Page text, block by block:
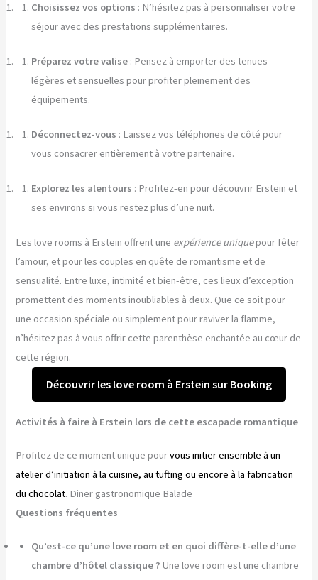
Choisissez vos options : N’hésitez pas à personnaliser votre
séjour avec des prestations supplémentaires.
Préparez votre valise : Pensez à emporter des tenues
légères et sensuelles pour profiter pleinement des
équipements.
Déconnectez-vous : Laissez vos téléphones de côté pour
vous consacrer entièrement à votre partenaire.
Explorez les alentours : Profitez-en pour découvrir Erstein et
ses environs si vous restez plus d’une nuit.
Les love rooms à Erstein offrent une expérience uniquepour fêter
l’amour, et pour les couples en quête de romantisme et de
sensualité. Entre luxe, intimité et bien-être, ces lieux d’exception
promettent des moments inoubliables à deux. Que ce soit pour
une occasion spéciale ou simplement pour raviver la flamme,
n’hésitez pas à vous offrir cette parenthèse enchantée au cœur de
cette région.
Découvrir les love room à Erstein sur Booking
Activités à faire à Erstein lors de cette escapade romantique
Profitez de ce moment unique pourvous initier ensemble à un
atelier d’initiation à la cuisine, au tufting ou encore à la fabrication
du chocolat. Diner gastronomique Balade
Questions fréquentes
Qu’est-ce qu’une love room et en quoi diffère-t-elle d’une
chambre d’hôtel classique ? Une love room est une chambre